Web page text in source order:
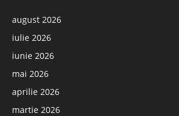
august 2026
iulie 2026
iunie 2026
mai 2026
aprilie 2026
martie 2026